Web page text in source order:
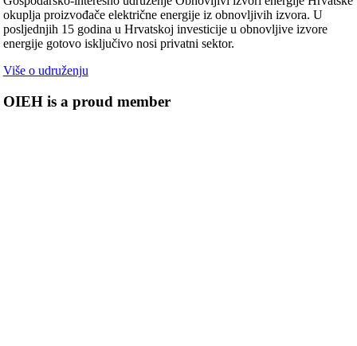
okuplja proizvođače električne energije iz obnovljivih izvora. U
posljednjih 15 godina u Hrvatskoj investicije u obnovljive izvore
energije gotovo isključivo nosi privatni sektor.
Više o udruženju
OIEH is a proud member